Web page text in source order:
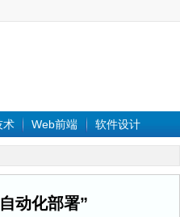
术 Web前端 软件设计
动化部署”